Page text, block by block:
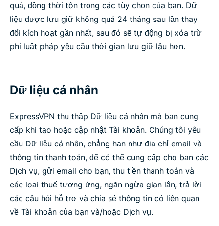
quả, đồng thời tôn trọng các tùy chọn của bạn. Dữ
liệu được lưu giữ không quá 24 tháng sau lần thay
đổi kích hoạt gần nhất, sau đó sẽ tự động bị xóa trừ
phi luật pháp yêu cầu thời gian lưu giữ lâu hơn.
Dữ liệu cá nhân
ExpressVPN thu thập Dữ liệu cá nhân mà bạn cung
cấp khi tạo hoặc cập nhật Tài khoản. Chúng tôi yêu
cầu Dữ liệu cá nhân, chẳng hạn như địa chỉ email và
thông tin thanh toán, để có thể cung cấp cho bạn các
Dịch vụ, gửi email cho bạn, thu tiền thanh toán và
các loại thuế tương ứng, ngăn ngừa gian lận, trả lời
các câu hỏi hỗ trợ và chia sẻ thông tin có liên quan
về Tài khoản của bạn và/hoặc Dịch vụ.